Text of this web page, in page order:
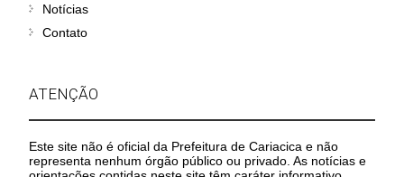
Notícias
Contato
ATENÇÃO
Este site não é oficial da Prefeitura de Cariacica e não
representa nenhum órgão público ou privado. As notícias e